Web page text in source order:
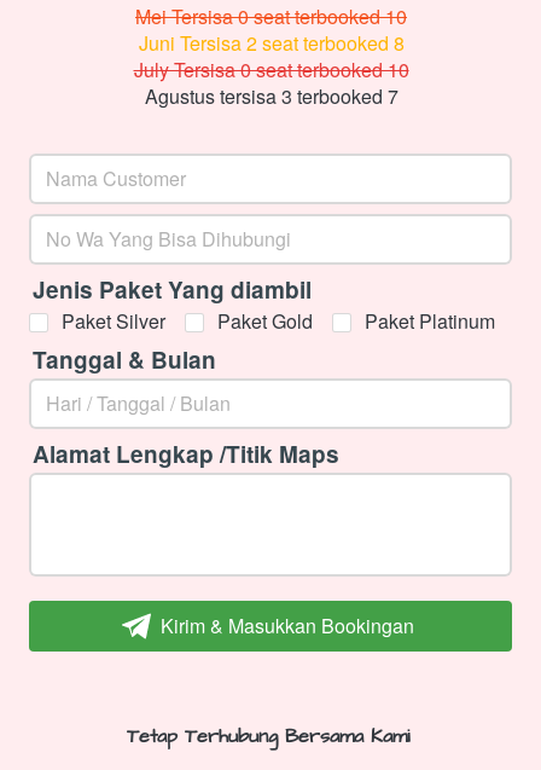
Mei Tersisa 0 seat terbooked 10
Juni Tersisa 2 seat terbooked 8
July Tersisa 0 seat terbooked 10
Agustus tersisa 3 terbooked 7
Jenis Paket Yang diambil
Paket Silver Paket Gold Paket Platinum
Tanggal & Bulan
Alamat Lengkap /Titik Maps
` Kirim & Masukkan Bookingan
Tetap Terhubung Bersama Kami